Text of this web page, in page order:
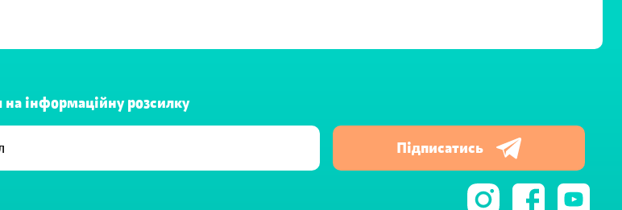
на інформаційну розсилку
Підписатись